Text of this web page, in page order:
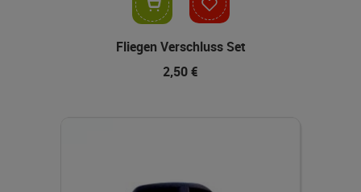
Fliegen Verschluss Set
2,50 €